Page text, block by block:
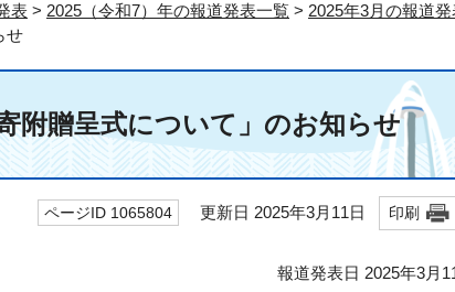
表 > 2025（令和7）年の報道発表一覧 > 2025年3月の報道
せ
附贈呈式について」のお知らせ
ページID 1065804 更新日 2025年3月11日 印刷
報道発表日 2025年3月